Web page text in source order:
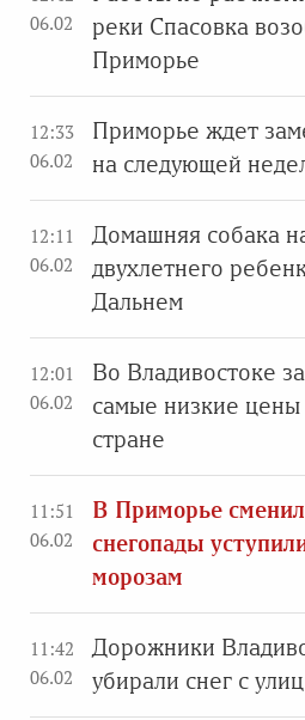
06.02
реки Спасовка
Приморье
12:33
06.02
Приморье ждет
на следующей
12:11
06.02
Домашняя собака
двухлетнего
Дальнем
12:01
06.02
Во Владивостоке
самые низкие цены
стране
11:51
06.02
В Приморье
снегопады
морозам
11:42
06.02
Дорожники
убирали снег с